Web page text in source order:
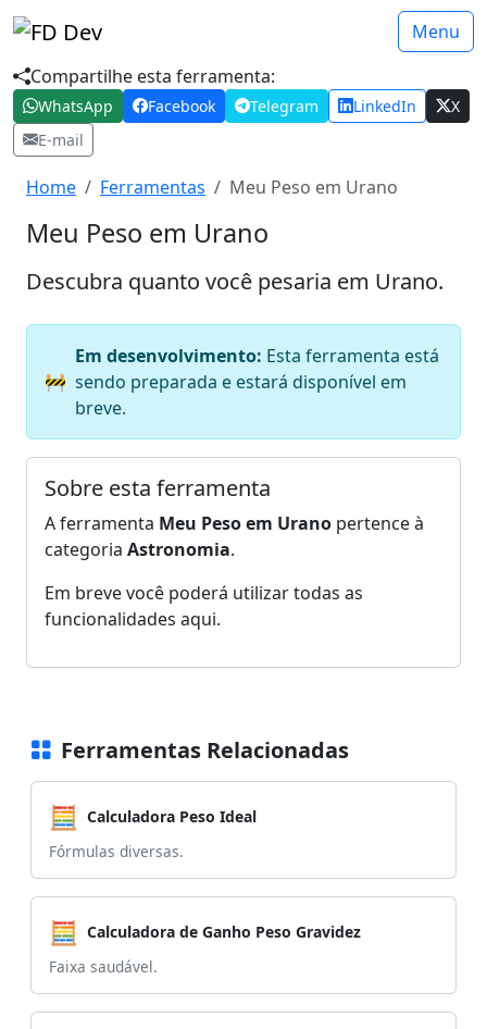
Menu
Compartilhe esta ferramenta:
WhatsApp Facebook Telegram LinkedIn
X
E-mail
Home Ferramentas Meu Peso em Urano
Meu Peso em Urano
Descubra quanto você pesaria em Urano.
🚧
Em desenvolvimento: Esta ferramenta está
sendo preparada e estará disponível em
breve.
Sobre esta ferramenta
A ferramenta Meu Peso em Urano pertence à
categoria Astronomia.
Em breve você poderá utilizar todas as
funcionalidades aqui.
Ferramentas Relacionadas
🧮 Calculadora Peso Ideal
Fórmulas diversas.
🧮 Calculadora de Ganho Peso Gravidez
Faixa saudável.